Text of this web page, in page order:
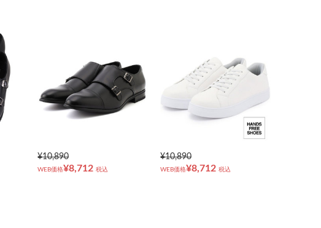
¥10,890
WEB価格¥8,712 税込
¥10,890
WEB価格¥8,712 税込